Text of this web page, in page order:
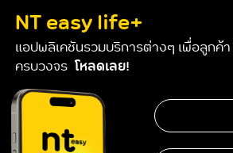
NT easy life+
แอปพลิเคชันรวมบริการต่างๆ เพื่อลูกค้า
ครบวงจร โหลดเลย!